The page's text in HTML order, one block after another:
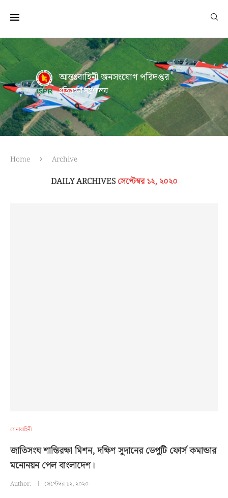
আন্তঃবাহিনী জনসংযোগ পরিদপ্তর
প্রতিরক্ষা মন্ত্রণালয়
Home Archive
DAILY ARCHIVES সেপ্টেম্বর ১২, ২০২০
সেনাবাহিনী
জাতিসংঘ শান্তিরক্ষা মিশন, দক্ষিণ সুদানের ডেপুটি ফোর্স কমান্ডার
মনোনয়ন পেল বাংলাদেশ।
Author: সেপ্টেম্বর ১২, ২০২০